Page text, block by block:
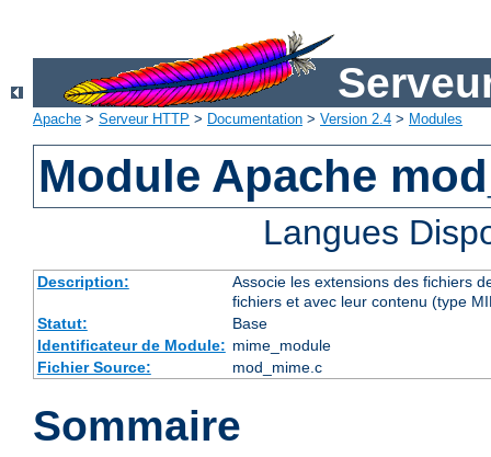
Apache > Serveur HTTP > Documentation > Version 2.4 > Modules
Module Apache
Langues
Description:
Associe les extensions des fichiers
fichiers et avec leur contenu (type
Statut:
Base
Identificateur de Module: mime_module
Fichier Source:
mod_mime.c
Sommaire